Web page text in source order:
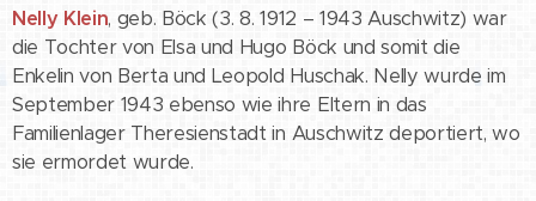
Nelly Klein, geb. Böck (3. 8. 1912 – 1943 Auschwitz) war
die Tochter von Elsa und Hugo Böck und somit die
Enkelin von Berta und Leopold Huschak. Nelly wurde im
September 1943 ebenso wie ihre Eltern in das
Familienlager Theresienstadt in Auschwitz deportiert, wo
sie ermordet wurde.